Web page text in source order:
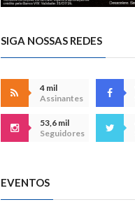
SIGA NOSSAS REDES
4 mil
Assinantes
53,6 mil
Seguidores
EVENTOS